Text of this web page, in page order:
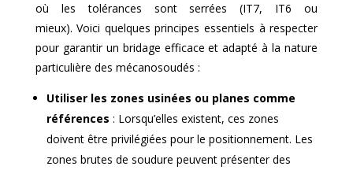
où les tolérances sont serrées (IT7, IT6 ou
mieux). Voici quelques principes essentiels à respecter
pour garantir un bridage efficace et adapté à la nature
particulière des mécanosoudés :
Utiliser les zones usinées ou planes comme
références : Lorsqu’elles existent, ces zones
doivent être privilégiées pour le positionnement. Les
zones brutes de soudure peuvent présenter des